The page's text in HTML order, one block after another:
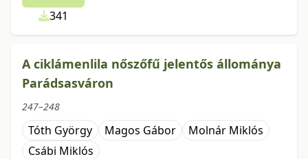
341
A ciklámenlila nőszőfű jelentős állománya
Parádsasváron
247–248
Tóth György Magos Gábor
Molnár Miklós
Csábi Miklós